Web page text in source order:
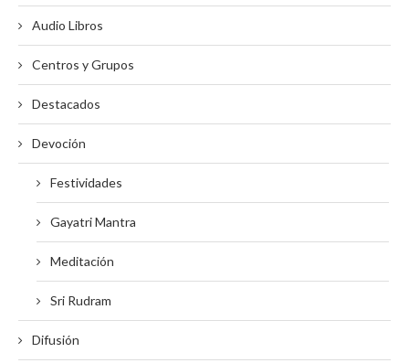
Audio Libros
Centros y Grupos
Destacados
Devoción
Festividades
Gayatri Mantra
Meditación
Sri Rudram
Difusión